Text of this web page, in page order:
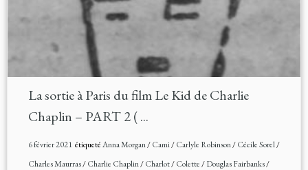
La sortie à Paris du film Le Kid de Charlie
Chaplin – PART 2 ( ...
6 février 2021étiquetéAnna Morgan/Cami/Carlyle Robinson/Cécile Sorel/
Charles Maurras/Charlie Chaplin/Charlot/Colette/Douglas Fairbanks/